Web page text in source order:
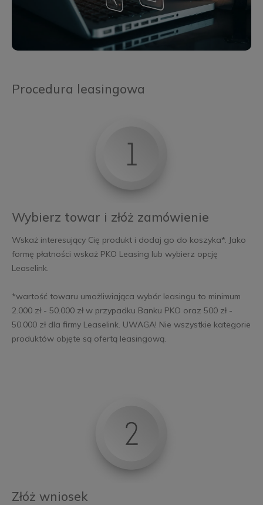
Procedura leasingowa
Wybierz towar i złóż zamówienie
Wskaż interesujący Cię produkt i dodaj go do koszyka*. Jako
formę płatności wskaż PKO Leasing lub wybierz opcję
Leaselink.
*wartość towaru umożliwiająca wybór leasingu to minimum
2.000 zł - 50.000 zł w przypadku Banku PKO oraz 500 zł -
50.000 zł dla firmy Leaselink. UWAGA! Nie wszystkie kategorie
produktów objęte są ofertą leasingową.
Złóż wniosek